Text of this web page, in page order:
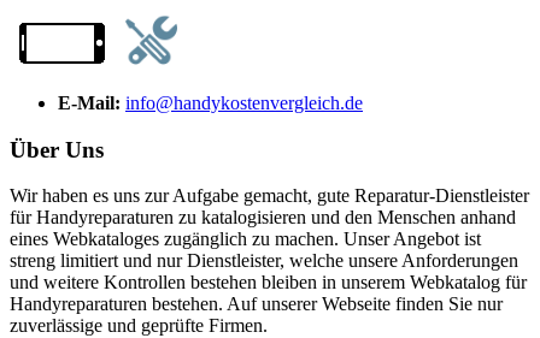
E-Mail: info@handykostenvergleich.de
Über Uns
Wir haben es uns zur Aufgabe gemacht, gute Reparatur-Dienstleister
für Handyreparaturen zu katalogisieren und den Menschen anhand
eines Webkataloges zugänglich zu machen. Unser Angebot ist
streng limitiert und nur Dienstleister, welche unsere Anforderungen
und weitere Kontrollen bestehen bleiben in unserem Webkatalog für
Handyreparaturen bestehen. Auf unserer Webseite finden Sie nur
zuverlässige und geprüfte Firmen.